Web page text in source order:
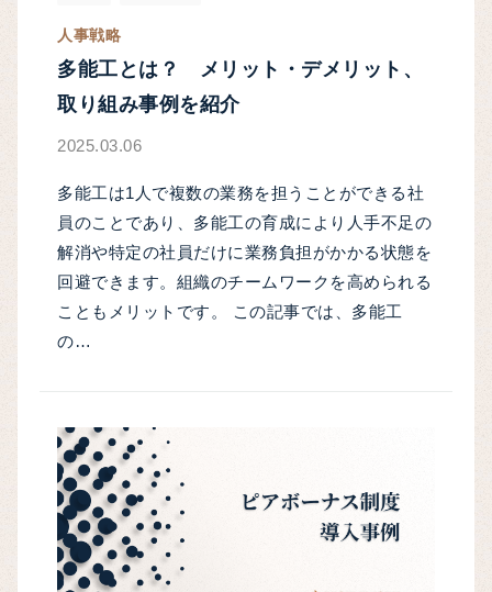
人事戦略
多能工とは？ メリット・デメリット、
取り組み事例を紹介
2025.03.06
多能工は1人で複数の業務を担うことができる社
員のことであり、多能工の育成により人手不足の
解消や特定の社員だけに業務負担がかかる状態を
回避できます。組織のチームワークを高められる
こともメリットです。 この記事では、多能工
の…